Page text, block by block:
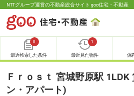
NTTグループ運営の不動産総合サイト goo住宅・不動産
0
最近検索した条件
1
最近見た物件 保
Ｆｒｏｓｔ 宮城野原駅 1LDK
ン・アパート)